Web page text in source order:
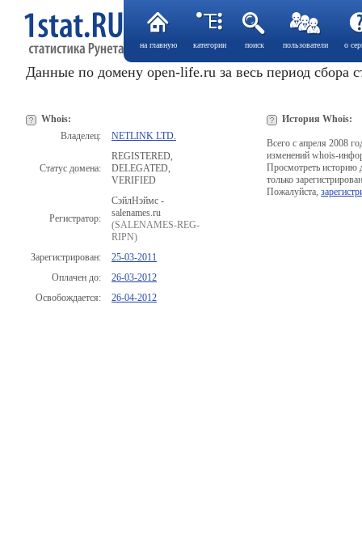
на главную категории поиск пользователи о
Данные по домену open-life.ru за весь период сбора
Whois:
Владелец:
NETLINK LTD.
Статус домена:
REGISTERED,
DELEGATED,
VERIFIED
Регистратор:
СэйлНэймс -
salenames.ru
(SALENAMES-REG-
RIPN)
Зарегистрирован:
25-03-2011
Оплачен до:
26-03-2012
Освобождается:
26-04-2012
История Whois:
Всего с апреля 2008
изменений whois-
Просмотреть историю
только
Пожалуйста,